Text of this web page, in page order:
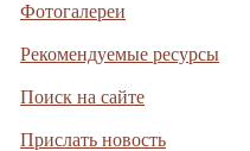
Фотогалереи
Рекомендуемые ресурсы
Поиск на сайте
Прислать новость